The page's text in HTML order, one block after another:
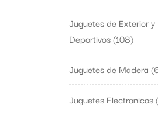
Juguetes de Exterior y
Deportivos 108
Juguetes de Madera
Juguetes Electronicos